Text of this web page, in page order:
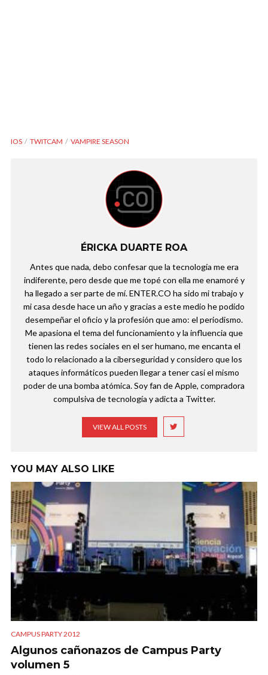
IOS TWITCAM VAMPIRE SEASON
ÉRICKA DUARTE ROA
Antes que nada, debo confesar que la tecnología me era
indiferente, pero desde que me topé con ella me enamoré y
ha llegado a ser parte de mí. ENTER.CO ha sido mi trabajo y
mi casa desde hace un año y gracias a este medio he podido
desempeñar el oficio y la profesión que amo: el periodismo.
Me apasiona el tema del funcionamiento y la influencia que
tienen las redes sociales en el ser humano, me encanta el
todo lo relacionado a la ciberseguridad y considero que los
ataques informáticos pueden llegar a tener casi el mismo
poder de una bomba atómica. Soy fan de Apple, compradora
compulsiva de tecnología y adicta a Twitter.
VIEW ALL POSTS
YOU MAY ALSO LIKE
CAMPUS PARTY 2012
Algunos cañonazos de Campus Party
volumen 5